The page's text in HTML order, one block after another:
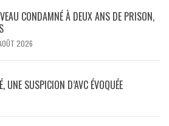
CONDAMNÉ À DEUX ANS DE PRISON,
2026
UNE SUSPICION D’AVC ÉVOQUÉE